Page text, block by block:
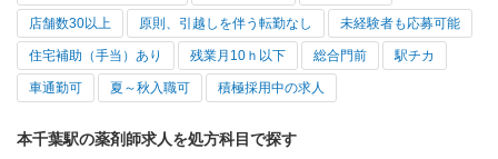
店舗数30以上 原則、引越しを伴う転勤なし 未経験者も応募可能
住宅補助（手当）あり 残業月10ｈ以下 総合門前 駅チカ
車通勤可 夏～秋入職可 積極採用中の求人
本千葉駅の薬剤師求人を処方科目で探す